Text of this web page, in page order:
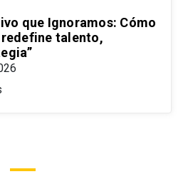
que Ignoramos: Cómo
talento,